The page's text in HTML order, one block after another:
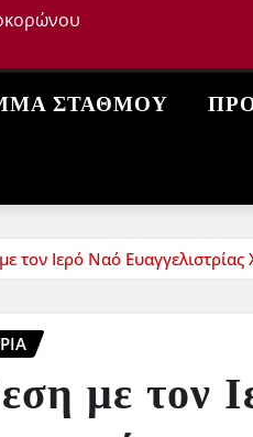
ΣΤΑΘΜΟΎ
τον Ιερό Ναό Ευαγγελιστρίας
με τον